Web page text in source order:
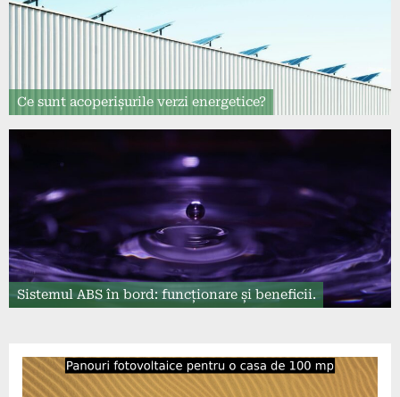
Ce sunt acoperișurile verzi energetice?
Sistemul ABS în bord: funcționare și beneficii.